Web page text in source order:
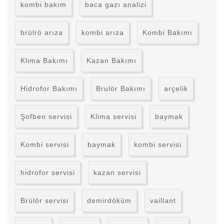
kombi bakım baca gazı analizi
brülrö arıza kombi arıza Kombi Bakımı
Klima Bakımı Kazan Bakımı
Hidrofor Bakımı Brulör Bakımı arçelik
Şofben servisi Klima servisi baymak
Kombi servisi baymak kombi servisi
hidrofor servisi kazan servisi
Brülör servisi demirdöküm vaillant